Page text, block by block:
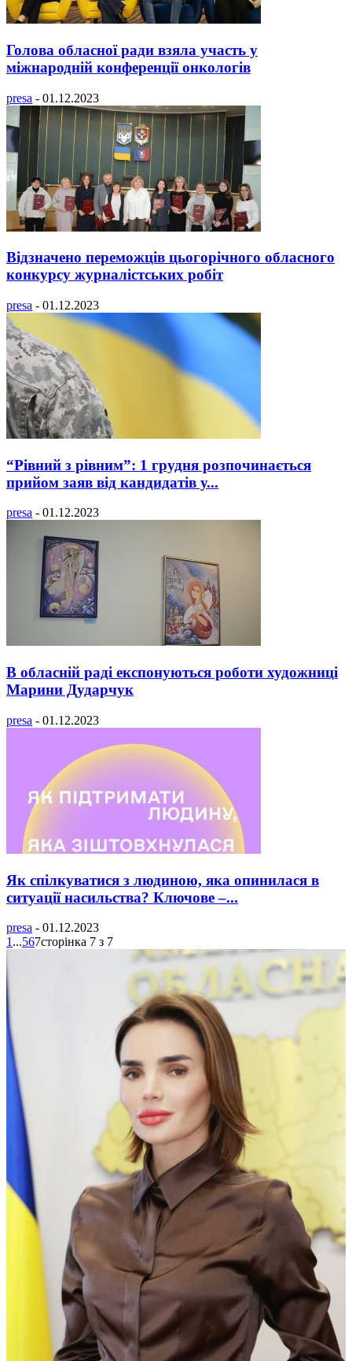
Голова обласної ради взяла участь у
міжнародній конференції онкологів
presa - 01.12.2023
Відзначено переможців цьогорічного обласного
конкурсу журналістських робіт
presa - 01.12.2023
“Рівний з рівним”: 1 грудня розпочинається
прийом заяв від кандидатів у...
presa - 01.12.2023
В обласній раді експонуються роботи художниці
Марини Дударчук
presa - 01.12.2023
Як спілкуватися з людиною, яка опинилася в
ситуації насильства? Ключове –...
presa - 01.12.2023
1 ...567сторінка 7 з 7